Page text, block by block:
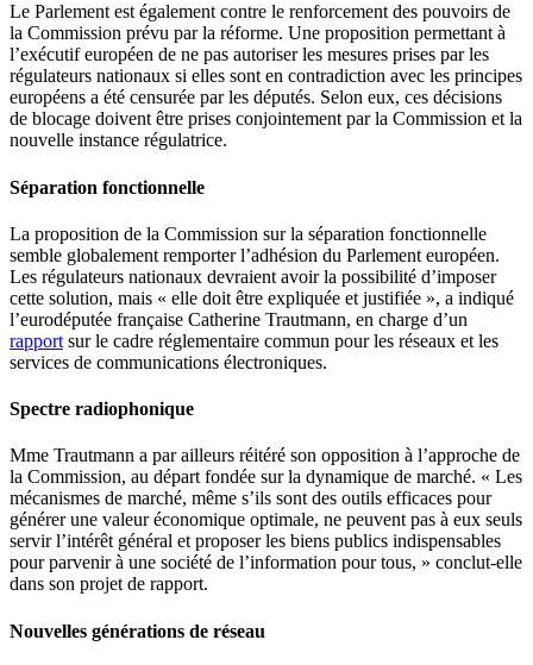
Le Parlement est également contre le renforcement des pouvoirs de
la Commission prévu par la réforme. Une proposition permettant à
l’exécutif européen de ne pas autoriser les mesures prises par les
régulateurs nationaux si elles sont en contradiction avec les principes
européens a été censurée par les députés. Selon eux, ces décisions
de blocage doivent être prises conjointement par la Commission et la
nouvelle instance régulatrice.
Séparation fonctionnelle
La proposition de la Commission sur la séparation fonctionnelle
semble globalement remporter l’adhésion du Parlement européen.
Les régulateurs nationaux devraient avoir la possibilité d’imposer
cette solution, mais « elle doit être expliquée et justifiée », a indiqué
l’eurodéputée française Catherine Trautmann, en charge d’un
rapport sur le cadre réglementaire commun pour les réseaux et les
services de communications électroniques.
Spectre radiophonique
Mme Trautmann a par ailleurs réitéré son opposition à l’approche de
la Commission, au départ fondée sur la dynamique de marché. « Les
mécanismes de marché, même s’ils sont des outils efficaces pour
générer une valeur économique optimale, ne peuvent pas à eux seuls
servir l’intérêt général et proposer les biens publics indispensables
pour parvenir à une société de l’information pour tous, » conclut-elle
dans son projet de rapport.
Nouvelles générations de réseau